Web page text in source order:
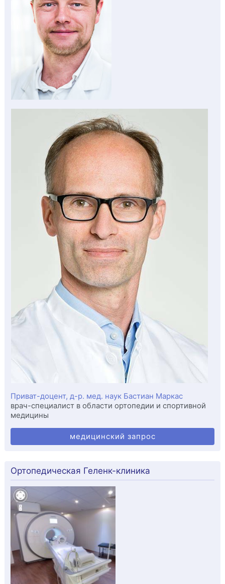
Приват-доцент, д-р. мед. наук Бастиан Маркас
врач-специалист в области ортопедии и спортивной
медицины
медицинский запрос
Ортопедическая Геленк-клиника